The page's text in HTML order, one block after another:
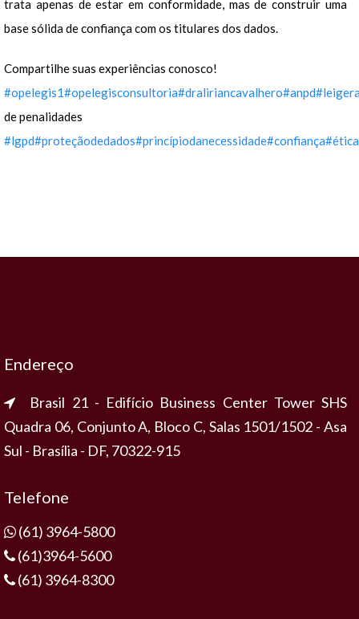
trata apenas de estar em conformidade, mas de construir uma
base sólida de confiança com os titulares dos dados.
Compartilhe suas experiências conosco!
#opelegis1#opelegisconsultoria#draliriancavalhero#anpd
de penalidades
#lgpd#proteçãodedados#princípiodanecessidade#confiança
Endereço
Brasil 21 - Edifício Business Center Tower SHS
Quadra 06, Conjunto A, Bloco C, Salas 1501/1502 - Asa
Sul - Brasília - DF, 70322-915
Telefone
(61) 3964-5800
(61)3964-5600
(61) 3964-8300